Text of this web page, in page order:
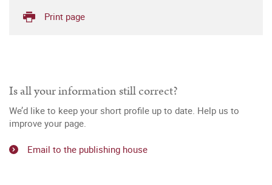
Print page
Is all your information still correct?
We’d like to keep your short profile up to date. Help us to
improve your page.
Email to the publishing house